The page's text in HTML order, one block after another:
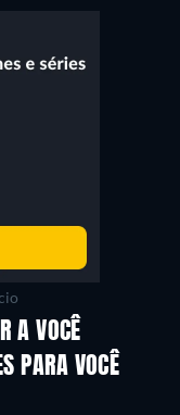
A VOCÊ
Série
PARA VOCÊ